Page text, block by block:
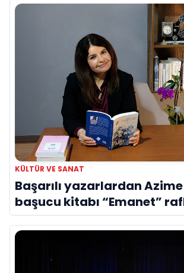
KÜLTÜR VE SANAT
Başarılı yazarlardan
başucu kitabı “Emanet”
yerini aldı